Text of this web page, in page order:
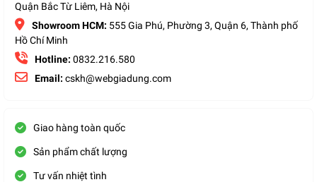
Quận Bắc Từ Liêm, Hà Nội
Showroom HCM: 555 Gia Phú, Phường 3, Quận 6, Thành phố
Hồ Chí Minh
Hotline: 0832.216.580
Email: cskh@webgiadung.com
Giao hàng toàn quốc
Sản phẩm chất lượng
Tư vấn nhiệt tình